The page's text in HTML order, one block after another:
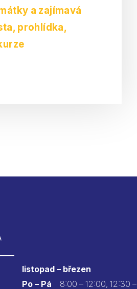
a zajímavá
, prohlídka,
listopad – březen
Po – Pá 8:00 – 12:00, 12:30 –